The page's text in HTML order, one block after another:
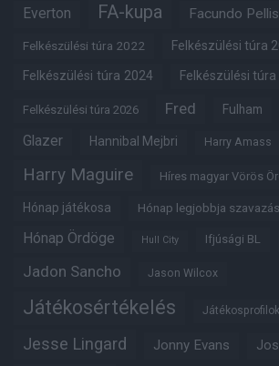
Everton FA-kupa Facundo
Felkészülési túra 2022 Felkészülési túra
Felkészülési túra 2024 Felkészülési túra
Felkészülési túra 2026 Fred Fulham
Glazer Hannibal Mejbri Harry Amass
Harry Maguire Híres magyar Vörös
Hónap játékosa Hónap legjobbja szavazás
Hónap Ördöge Hull City Ifjúsági BL
Jadon Sancho Jason Wilcox
Játékosértékelés Játékosprofilok
Jesse Lingard Jonny Evans